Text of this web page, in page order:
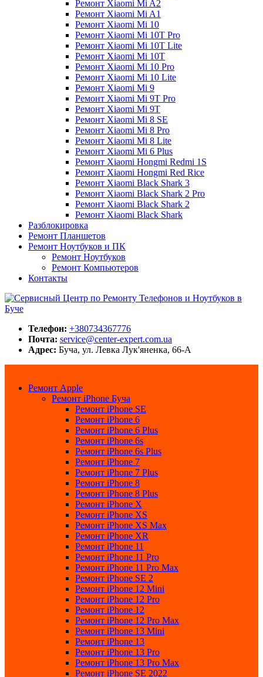
Ремонт Xiaomi Mi A2
Ремонт Xiaomi Mi A1
Ремонт Xiaomi Mi 10
Ремонт Xiaomi Mi 10T Pro
Ремонт Xiaomi Mi 10T Lite
Ремонт Xiaomi Mi 10T
Ремонт Xiaomi Mi 10 Pro
Ремонт Xiaomi Mi 10 Lite
Ремонт Xiaomi Mi 9
Ремонт Xiaomi Mi 9T Pro
Ремонт Xiaomi Mi 9T
Ремонт Xiaomi Mi 8 SE
Ремонт Xiaomi Mi 8 Pro
Ремонт Xiaomi Mi 8 Lite
Ремонт Xiaomi Mi 6 Plus
Ремонт Xiaomi Hongmi Redmi 1S
Ремонт Xiaomi Hongmi Red Rice
Ремонт Xiaomi Black Shark 3
Ремонт Xiaomi Black Shark 2 Pro
Ремонт Xiaomi Black Shark 2
Ремонт Xiaomi Black Shark
Разблокировка
Ремонт Планшетов
Ремонт Ноутбуков и ПК
Ремонт Ноутбуков
Ремонт Компьютеров
Контакты
Сервисный Центр по Ремонту Телефонов и Ноутбуков в Буче
Center-Expert.com.ua
Телефон: +380734367776
Почта: service@center-expert.com.ua
Адрес: Буча, ул. Левка Лук'яненка, 66-А
Ремонт Apple
Ремонт iPhone Буча
Ремонт iPhone SE
Ремонт iPhone 6
Ремонт iPhone 6 Plus
Ремонт iPhone 6s
Ремонт iPhone 6s Plus
Ремонт iPhone 7
Ремонт iPhone 7 Plus
Ремонт iPhone 8
Ремонт iPhone 8 Plus
Ремонт iPhone X
Ремонт iPhone XS
Ремонт iPhone XS Max
Ремонт iPhone XR
Ремонт iPhone 11
Ремонт iPhone 11 Pro
Ремонт iPhone 11 Pro Max
Ремонт iPhone SE 2
Ремонт iPhone 12 Mini
Ремонт iPhone 12 Pro
Ремонт iPhone 12
Ремонт iPhone 12 Pro Max
Ремонт iPhone 13 Mini
Ремонт iPhone 13
Ремонт iPhone 13 Pro
Ремонт iPhone 13 Pro Max
Ремонт iPhone SE 2022